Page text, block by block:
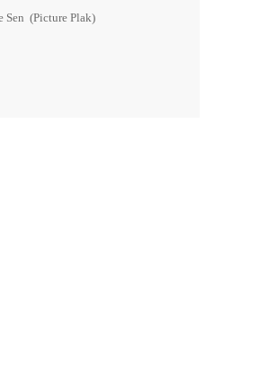
Sen (Picture Plak)